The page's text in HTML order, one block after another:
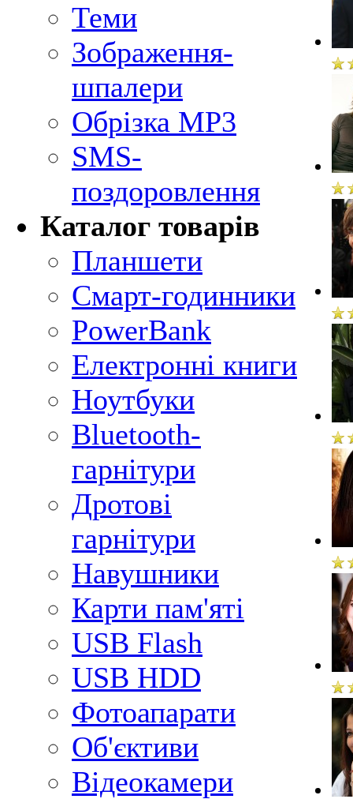
Теми
Зображення-
шпалери
Обрізка MP3
SMS-
поздоровлення
Каталог товарів
Планшети
Смарт-годинники
PowerBank
Електронні книги
Ноутбуки
Bluetooth-
гарнітури
Дротові
гарнітури
Навушники
Карти пам'яті
USB Flash
USB HDD
Фотоапарати
Об'єктиви
Відеокамери